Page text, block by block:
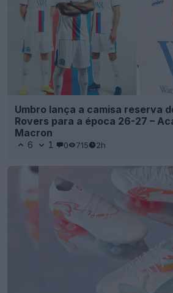
Umbro lança a camisa reserva
Rovers para a época 26-27 –
Macron
6 1 0 715 2h